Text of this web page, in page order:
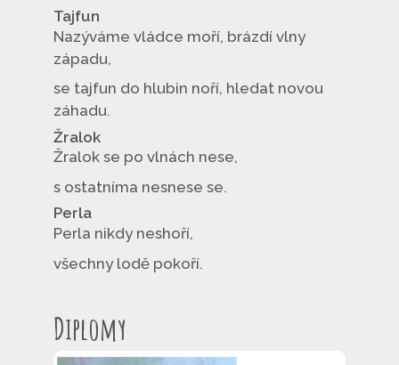
Tajfun
Nazýváme vládce moří, brázdí vlny
západu,
se tajfun do hlubin noří, hledat novou
záhadu.
Žralok
Žralok se po vlnách nese,
s ostatníma nesnese se.
Perla
Perla nikdy neshoří,
všechny lodě pokoří.
Diplomy